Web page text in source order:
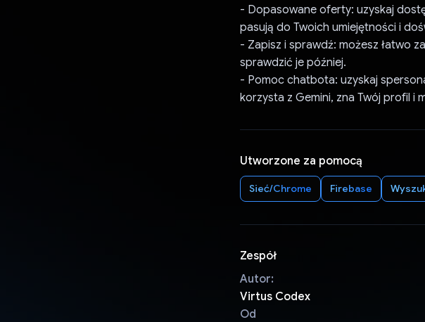
- Dopasowane oferty: uzyskaj
pasują do Twoich umiejętności i
- Zapisz i sprawdź: możesz łatwo
sprawdzić je później.
- Pomoc chatbota: uzyskaj
korzysta z Gemini, zna Twój profil i
Utworzone za pomocą
Sieć/Chrome Firebase
Zespół
Autor:
Virtus Codex
Od